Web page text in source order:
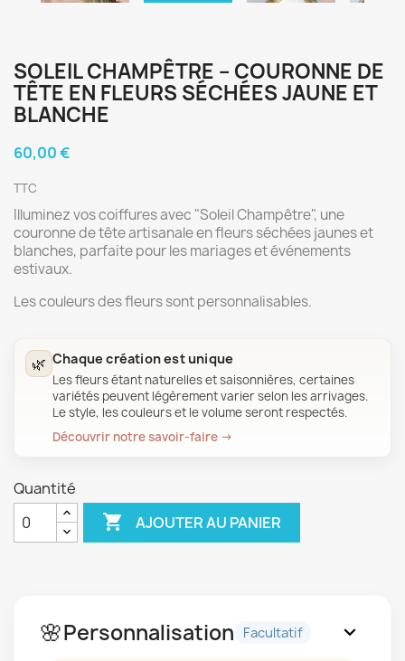
SOLEIL CHAMPÊTRE – COURONNE DE
TÊTE EN FLEURS SÉCHÉES JAUNE ET
BLANCHE
60,00 €
TTC
Illuminez vos coiffures avec "Soleil Champêtre", une
couronne de tête artisanale en fleurs séchées jaunes et
blanches, parfaite pour les mariages et événements
estivaux.
Les couleurs des fleurs sont personnalisables.
🌿 Chaque création est unique
Les fleurs étant naturelles et saisonnières, certaines
variétés peuvent légèrement varier selon les arrivages.
Le style, les couleurs et le volume seront respectés.
Découvrir notre savoir-faire →
Quantité
 AJOUTER AU PANIER
🌸Personnalisation Facultatif expand_more